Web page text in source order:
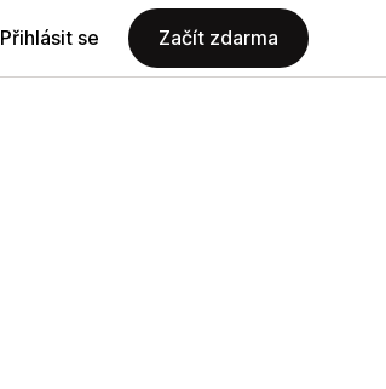
Přihlásit se Začít zdarma